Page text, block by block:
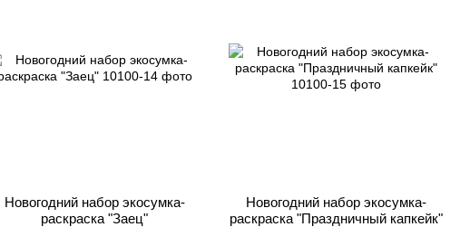
Новогодний набор экосумка-
раскраска "Заец"
Новогодний набор экосумка-
раскраска "Праздничный капкейк"